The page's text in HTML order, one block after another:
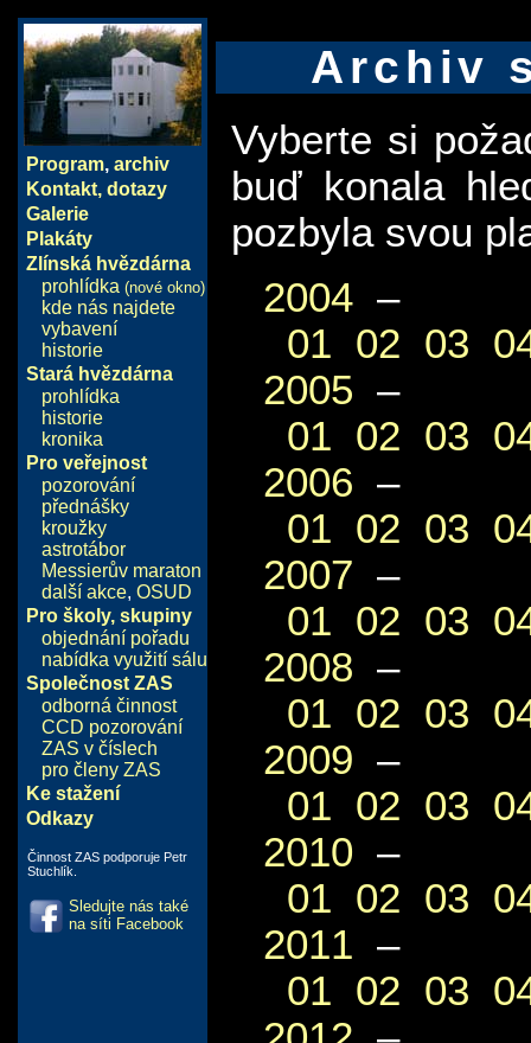
Program, archiv
Kontakt, dotazy
Galerie
Plakáty
Zlínská hvězdárna
prohlídka (nové okno)
kde nás najdete
vybavení
historie
Stará hvězdárna
prohlídka
historie
kronika
Pro veřejnost
pozorování
přednášky
kroužky
astrotábor
Messierův maraton
další akce, OSUD
Pro školy, skupiny
objednání pořadu
nabídka využití sálu
Společnost ZAS
odborná činnost
CCD pozorování
ZAS v číslech
pro členy ZAS
Ke stažení
Odkazy
Činnost ZAS podporuje Petr
Stuchlík.
Sledujte nás také
na síti Facebook
Archiv
Vyberte si
buď konala
pozbyla svou
2004 –
01 02 03
2005 –
01 02 03
2006 –
01 02 03
2007 –
01 02 03
2008 –
01 02 03
2009 –
01 02 03
2010 –
01 02 03
2011 –
01 02 03